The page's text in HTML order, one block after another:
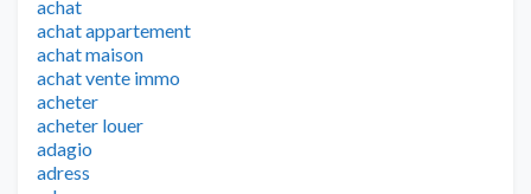
achat
achat appartement
achat maison
achat vente immo
acheter
acheter louer
adagio
adress